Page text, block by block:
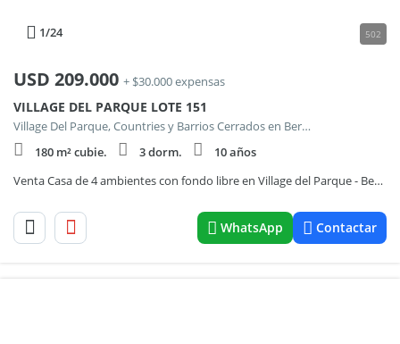
1/24 502
USD 209.000 + $30.000 expensas
VILLAGE DEL PARQUE LOTE 151
Village Del Parque, Countries y Barrios Cerrados en Berazategui
180 m² cubie.
3 dorm.
10 años
Venta Casa de 4 ambientes con fondo libre en Village del Parque - Berazategui
WhatsApp Contactar